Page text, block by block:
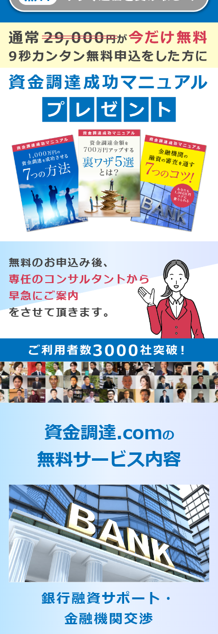
無料のお申込み後、
専任のコンサルタントから
早急にご案内
をさせて頂きます。
資金調達.comの
無料サービス内容
銀行融資サポート・
金融機関交渉